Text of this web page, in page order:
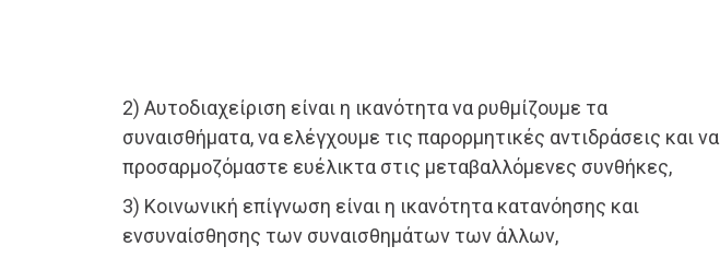
2) Αυτοδιαχείριση είναι η ικανότητα να ρυθμίζουμε τα
συναισθήματα, να ελέγχουμε τις παρορμητικές αντιδράσεις και να
προσαρμοζόμαστε ευέλικτα στις μεταβαλλόμενες συνθήκες,
3) Κοινωνική επίγνωση είναι η ικανότητα κατανόησης και
ενσυναίσθησης των συναισθημάτων των άλλων,